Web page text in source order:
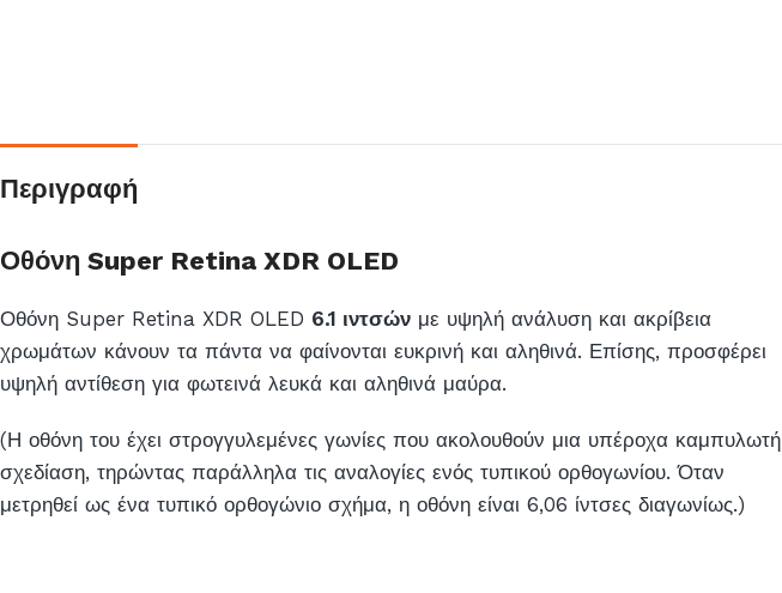
Περιγραφή
Οθόνη Super Retina XDR OLED
Οθόνη Super Retina XDR OLED 6.1 ιντσών με υψηλή ανάλυση και ακρίβεια
χρωμάτων κάνουν τα πάντα να φαίνονται ευκρινή και αληθινά. Επίσης, προσφέρει
υψηλή αντίθεση για φωτεινά λευκά και αληθινά μαύρα.
(Η οθόνη του έχει στρογγυλεμένες γωνίες που ακολουθούν μια υπέροχα καμπυλωτή
σχεδίαση, τηρώντας παράλληλα τις αναλογίες ενός τυπικού ορθογωνίου. Όταν
μετρηθεί ως ένα τυπικό ορθογώνιο σχήμα, η οθόνη είναι 6,06 ίντσες διαγωνίως.)